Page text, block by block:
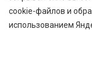
osn8rus@mail.ru
cookie-файлов и
использованием